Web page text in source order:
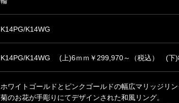
K14PG/K14WG
K14PG/K14WG (上)6ｍｍ￥299,970～（税込） (下
ホワイトゴールドとピンクゴールドの幅広マリッジリ
菊のお花が手彫りにてデザインされた和風リング。